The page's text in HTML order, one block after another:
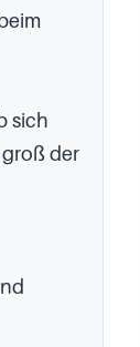
sich
der